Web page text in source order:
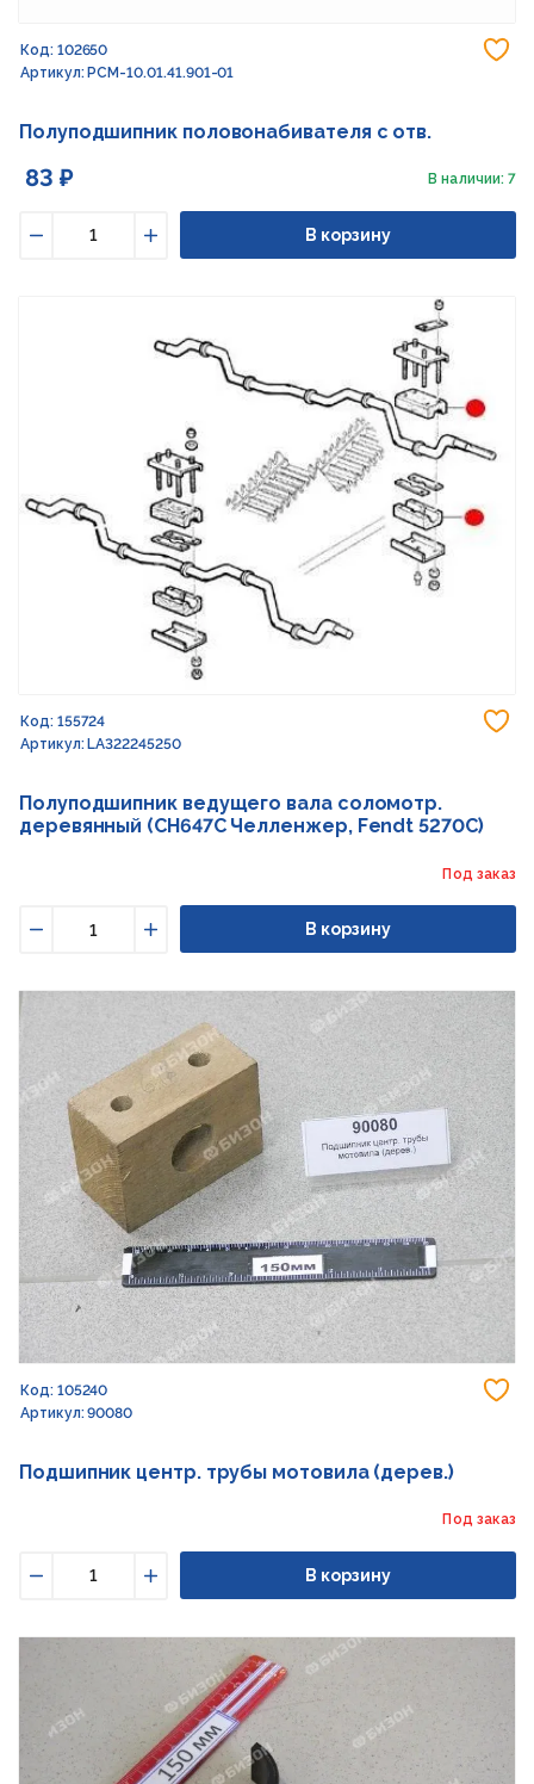
Код: 102650
Артикул: РСМ-10.01.41.901-01
Полуподшипник половонабивателя с отв.
83 ₽ В наличии: 7
Увеличить
В корзину
Код: 155724
Артикул: LA322245250
Полуподшипник ведущего вала соломотр.
деревянный (CH647C Челленжер, Fendt 5270C)
Под заказ
Увеличить
В корзину
Код: 105240
Артикул: 90080
Подшипник центр. трубы мотовила (дерев.)
Под заказ
Увеличить
В корзину